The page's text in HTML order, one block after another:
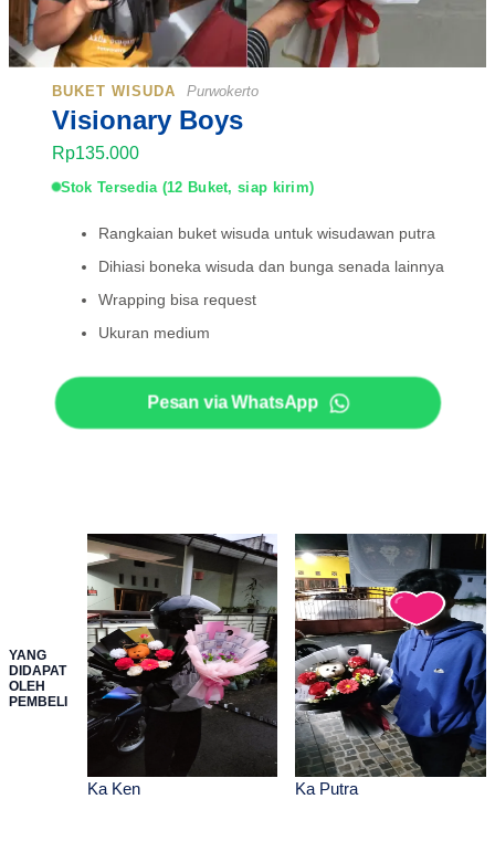
BUKET WISUDA
Visionary Boys
Purwokerto
Rp135.000
Stok Tersedia (12 Buket, siap kirim)
Rangkaian buket wisuda untuk wisudawan putra
Dihiasi boneka wisuda dan bunga senada lainnya
Wrapping bisa request
Ukuran medium
Pesan via WhatsApp
YANG
DIDAPAT
OLEH
PEMBELI
Ka Ken Ka Putra